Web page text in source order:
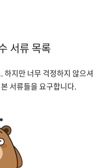
서류 목록
하지만 너무 걱정하지 않으셔
서류들을 요구합니다.